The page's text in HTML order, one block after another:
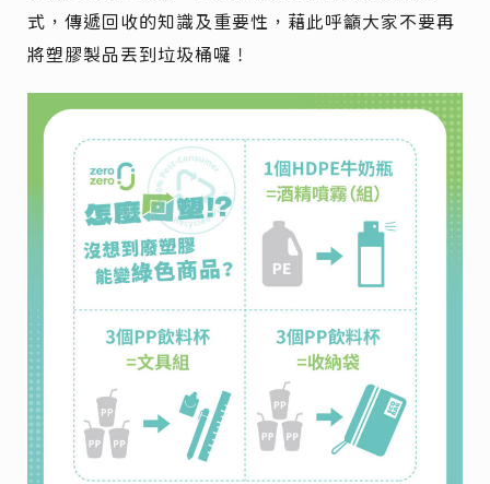
式，傳遞回收的知識及重要性，藉此呼籲大家不要再
將塑膠製品丟到垃圾桶囉！